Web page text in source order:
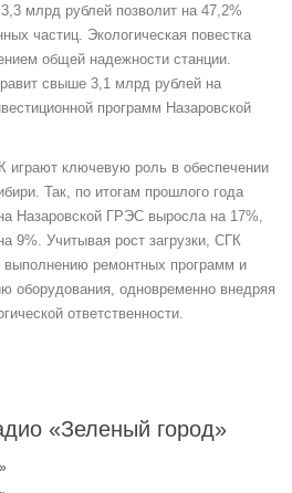
млрд рублей позволит на 47,2%
частиц. Экологическая повестка
общей надежности станции.
свыше 3,1 млрд рублей на
программ Назаровской
играют ключевую роль в обеспечении
Так, по итогам прошлого года
Назаровской ГРЭС выросла на 17%,
9%. Учитывая рост загрузки, СГК
ремонтных программ и
оборудования, одновременно внедряя
ответственности.
«Зеленый город»